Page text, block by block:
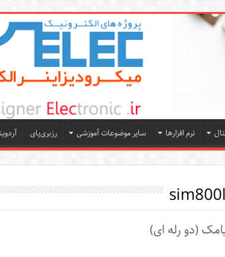
نرم افزارها سایر موضوعات آموزشی رزبری‌پای
sim800l
(دو رله ای)